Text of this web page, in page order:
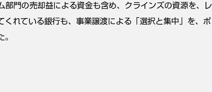
門の売却益による資金も含め、クラインズの資源を、レ
れている銀行も、事業譲渡による「選択と集中」を、ポ